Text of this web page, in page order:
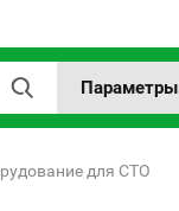
Параметры
для СТО